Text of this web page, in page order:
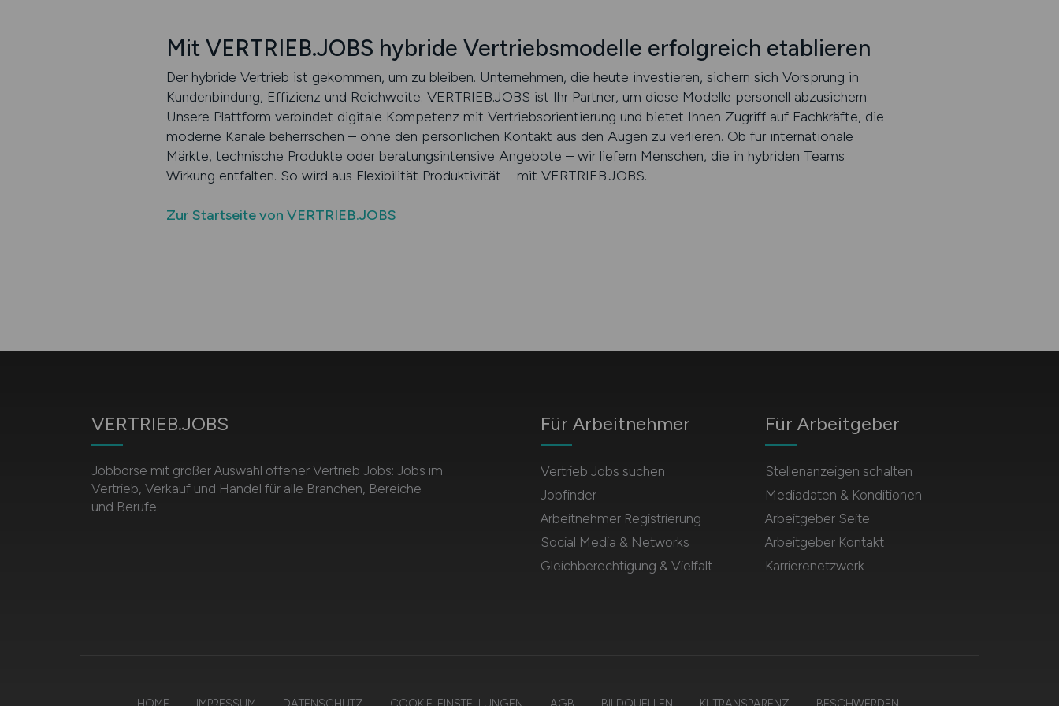
Mit VERTRIEB.JOBS hybride Vertriebsmodelle erfolgreich etablieren
Der hybride Vertrieb ist gekommen, um zu bleiben. Unternehmen, die heute investieren, sichern sich Vorsprung in
Kundenbindung, Effizienz und Reichweite. VERTRIEB.JOBS ist Ihr Partner, um diese Modelle personell abzusichern.
Unsere Plattform verbindet digitale Kompetenz mit Vertriebsorientierung und bietet Ihnen Zugriff auf Fachkräfte, die
moderne Kanäle beherrschen – ohne den persönlichen Kontakt aus den Augen zu verlieren. Ob für internationale
Märkte, technische Produkte oder beratungsintensive Angebote – wir liefern Menschen, die in hybriden Teams
Wirkung entfalten. So wird aus Flexibilität Produktivität – mit VERTRIEB.JOBS.
Zur Startseite von VERTRIEB.JOBS
VERTRIEB.JOBS
Jobbörse mit großer Auswahl offener Vertrieb Jobs: Jobs im
Vertrieb, Verkauf und Handel für alle Branchen, Bereiche
und Berufe.
Für Arbeitnehmer
Vertrieb Jobs suchen
Jobfinder
Arbeitnehmer Registrierung
Social Media & Networks
Gleichberechtigung & Vielfalt
Für Arbeitgeber
Stellenanzeigen schalten
Mediadaten & Konditionen
Arbeitgeber Seite
Arbeitgeber Kontakt
Karrierenetzwerk